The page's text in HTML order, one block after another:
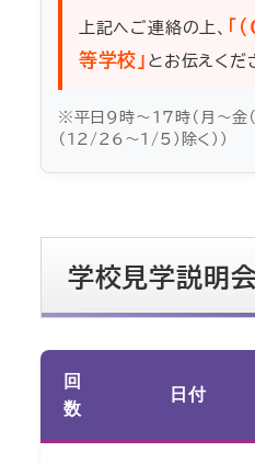
上記へご連絡の上、
等学校」 とお伝えくだ
※平日9時～17時（月～金
（12/26～1/5）除く））
学校見学説明
回
数
日付